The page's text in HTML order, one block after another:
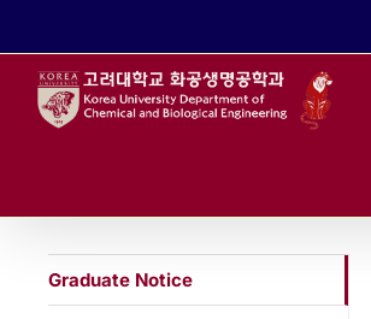
Graduate Notice